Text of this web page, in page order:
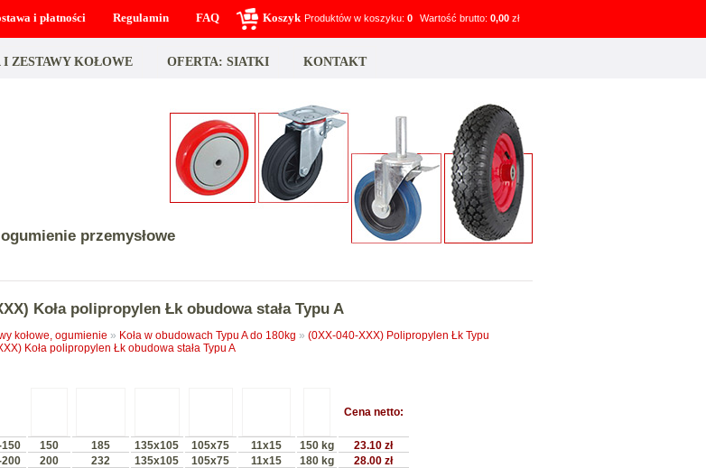
i płatności Regulamin FAQ Koszyk Produktów w koszyku: 0 Wartość brutto: 0,00 zł
ZESTAWY KOŁOWE OFERTA: SIATKI KONTAKT
przemysłowe
Koła polipropylen Łk obudowa stała Typu A
kołowe, ogumienie » Koła w obudowach Typu A do 180kg » (0XX-040-XXX) Polipropylen Łk Typu
Koła polipropylen Łk obudowa stała Typu A
Cena netto:
150 185 135x105 105x75 11x15 150 kg
23.10 zł
200 232 135x105 105x75 11x15 180 kg 28.00 zł